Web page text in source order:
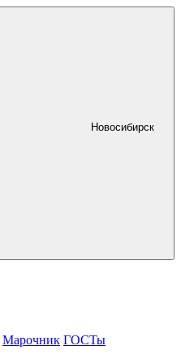
Новосибирск
Марочник ГОСТы